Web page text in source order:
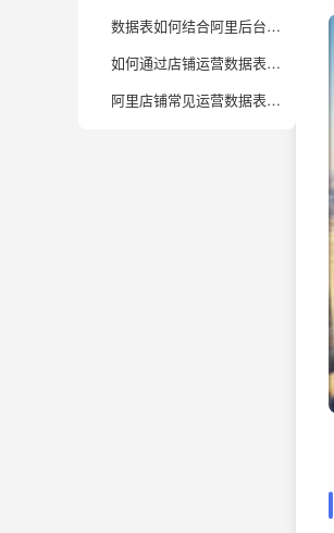
数据表如何结合阿里后台导出数据高效制作？
如何通过店铺运营数据表发现业务优化机会？
阿里店铺常见运营数据表模板有哪些实用套路？